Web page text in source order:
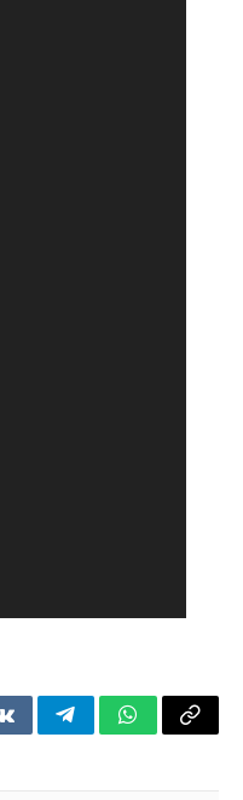
VKontakteTelegramWhatsApp
Copy